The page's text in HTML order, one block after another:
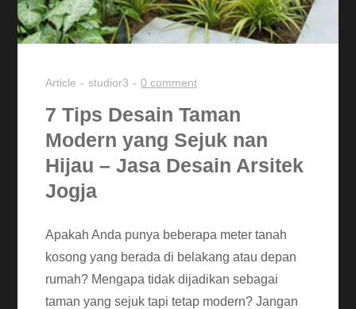
Article studior3 0 comment
7 Tips Desain Taman
Modern yang Sejuk nan
Hijau – Jasa Desain Arsitek
Jogja
Apakah Anda punya beberapa meter tanah
kosong yang berada di belakang atau depan
rumah? Mengapa tidak dijadikan sebagai
taman yang sejuk tapi tetap modern? Jangan